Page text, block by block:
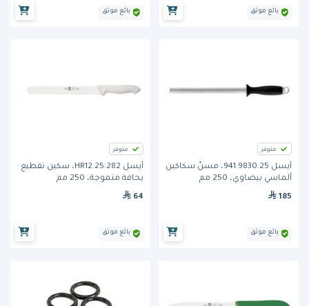
بائع موثق بائع موثق
متوفر
آيسل 941.9830.25، مسنّ سكاكين
ألماسي بيضاوي، 250 مم
185
بائع موثق
متوفر
آيسل 282.HR12.25، سكين تقطيع
بحافة متموجة، 250 مم
64
بائع موثق